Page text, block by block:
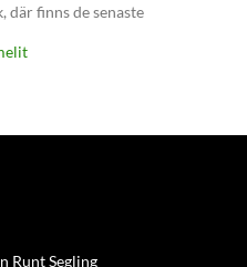
där finns de senaste
Runt Segling